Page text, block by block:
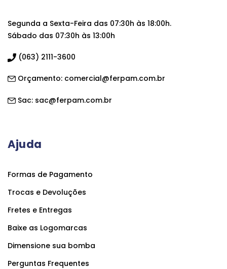
Segunda a Sexta-Feira das 07:30h às 18:00h.
Sábado das 07:30h às 13:00h
(063) 2111-3600
Orçamento: comercial@ferpam.com.br
Sac: sac@ferpam.com.br
Ajuda
Formas de Pagamento
Trocas e Devoluções
Fretes e Entregas
Baixe as Logomarcas
Dimensione sua bomba
Perguntas Frequentes